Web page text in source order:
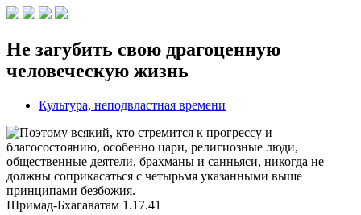
Не загубить свою драгоценную
человеческую жизнь
Культура, неподвластная времени
Шримад-Бхагаватам 1.17.41